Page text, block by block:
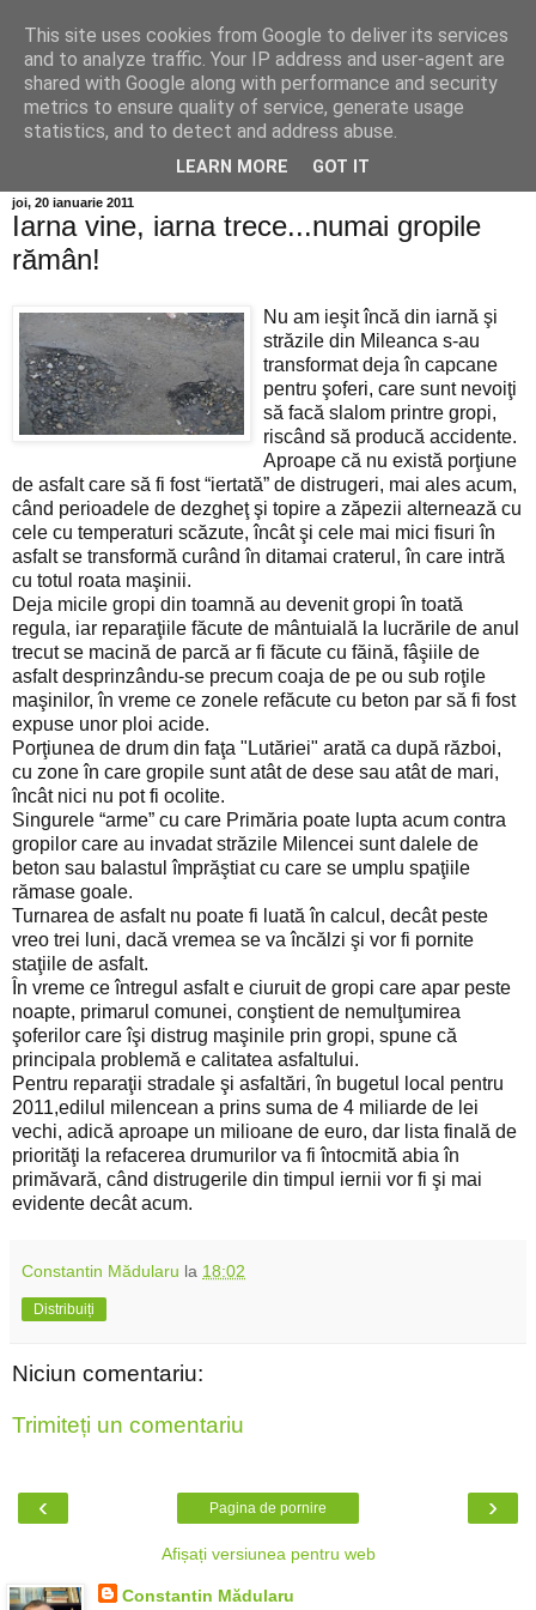
Info MILEANCA
BINE AȚI VENIT! *Jurnal online de informație și opinie; Joi
06 August, 2026
joi, 20 ianuarie 2011
Iarna vine, iarna trece...numai gropile
rămân!
Nu am ieşit încă din iarnă şi
străzile din Mileanca s-au
transformat deja în capcane
pentru şoferi, care sunt nevoiţi
să facă slalom printre gropi,
riscând să producă accidente.
Aproape că nu există porţiune
de asfalt care să fi fost “iertată” de distrugeri, mai ales acum,
când perioadele de dezgheţ şi topire a zăpezii alternează cu
cele cu temperaturi scăzute, încât şi cele mai mici fisuri în
asfalt se transformă curând în ditamai craterul, în care intră
cu totul roata maşinii.
Deja micile gropi din toamnă au devenit gropi în toată
regula, iar reparaţiile făcute de mântuială la lucrările de anul
trecut se macină de parcă ar fi făcute cu făină, fâşiile de
asfalt desprinzându-se precum coaja de pe ou sub roţile
maşinilor, în vreme ce zonele refăcute cu beton par să fi fost
expuse unor ploi acide.
Porţiunea de drum din faţa "Lutăriei" arată ca după război,
cu zone în care gropile sunt atât de dese sau atât de mari,
încât nici nu pot fi ocolite.
Singurele “arme” cu care Primăria poate lupta acum contra
gropilor care au invadat străzile Milencei sunt dalele de
beton sau balastul împrăştiat cu care se umplu spaţiile
rămase goale.
Turnarea de asfalt nu poate fi luată în calcul, decât peste
vreo trei luni, dacă vremea se va încălzi şi vor fi pornite
staţiile de asfalt.
În vreme ce întregul asfalt e ciuruit de gropi care apar peste
noapte, primarul comunei, conştient de nemulţumirea
şoferilor care îşi distrug maşinile prin gropi, spune că
principala problemă e calitatea asfaltului.
Pentru reparaţii stradale şi asfaltări, în bugetul local pentru
2011,edilul milencean a prins suma de 4 miliarde de lei
vechi, adică aproape un milioane de euro, dar lista finală de
priorităţi la refacerea drumurilor va fi întocmită abia în
primăvară, când distrugerile din timpul iernii vor fi şi mai
evidente decât acum.
Constantin Mădularu la 18:02
Distribuiți
Niciun comentariu:
Trimiteți un comentariu
‹ ›
Pagina de pornire
Afișați versiunea pentru web
Constantin Mădularu
This site uses cookies from Google to deliver its services
and to analyze traffic. Your IP address and user-agent are
shared with Google along with performance and security
metrics to ensure quality of service, generate usage
statistics, and to detect and address abuse.
LEARN MORE GOT IT